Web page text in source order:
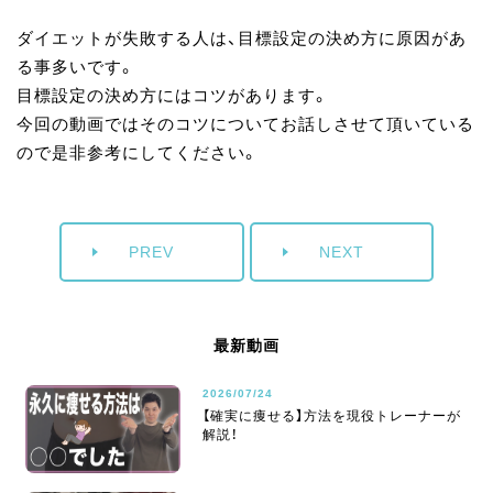
ダイエットが失敗する人は、目標設定の決め方に原因があ
る事多いです。
目標設定の決め方にはコツがあります。
今回の動画ではそのコツについてお話しさせて頂いている
ので是非参考にしてください。
PREV NEXT
最新動画
2026/07/24
【確実に痩せる】方法を現役トレーナーが
解説！